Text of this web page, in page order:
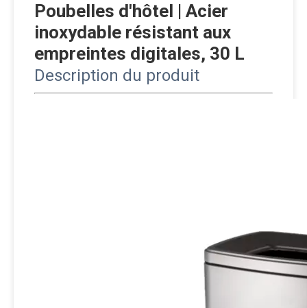
Poubelles d'hôtel | Acier
inoxydable résistant aux
empreintes digitales, 30 L
Description du produit